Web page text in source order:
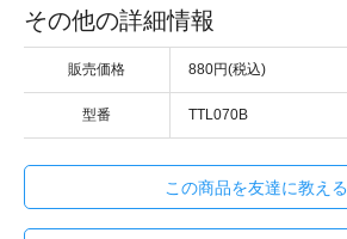
その他の詳細情報
販売価格 880円(税込)
型番 TTL070B
この商品を友達に教える